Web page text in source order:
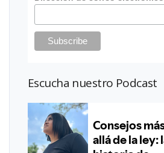
Escucha nuestro Podcast